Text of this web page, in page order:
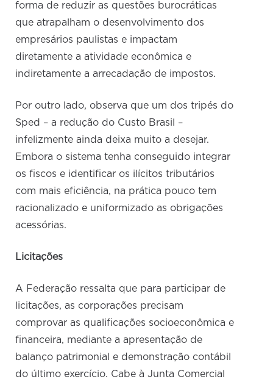
forma de reduzir as questões burocráticas
que atrapalham o desenvolvimento dos
empresários paulistas e impactam
diretamente a atividade econômica e
indiretamente a arrecadação de impostos.
Por outro lado, observa que um dos tripés do
Sped – a redução do Custo Brasil –
infelizmente ainda deixa muito a desejar.
Embora o sistema tenha conseguido integrar
os fiscos e identificar os ilícitos tributários
com mais eficiência, na prática pouco tem
racionalizado e uniformizado as obrigações
acessórias.
Licitações
A Federação ressalta que para participar de
licitações, as corporações precisam
comprovar as qualificações socioeconômica e
financeira, mediante a apresentação de
balanço patrimonial e demonstração contábil
do último exercício. Cabe à Junta Comercial